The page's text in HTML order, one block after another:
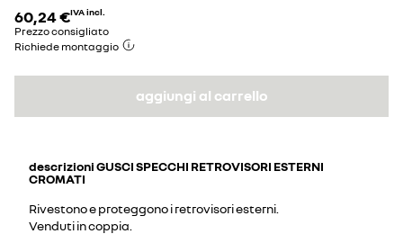
60,24 €IVA incl.
Prezzo consigliato
Richiede montaggio
aggiungi al carrello
descrizioniGUSCI SPECCHI RETROVISORI ESTERNI
CROMATI
Rivestono e proteggono i retrovisori esterni.
Venduti in coppia.